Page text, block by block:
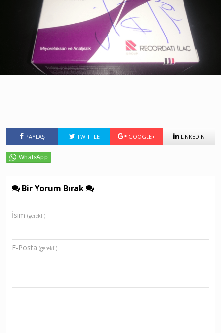
PAYLAŞ TWITTLE GOOGLE+ LINKEDIN
Bir Yorum Bırak
İsim (gerekli)
E-Posta (gerekli)